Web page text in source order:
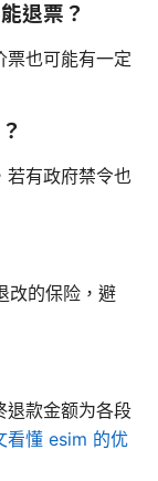
退票？
票也可能有一定
若有政府禁令也
改的保险，避
退款金额为各段
看懂 esim 的优